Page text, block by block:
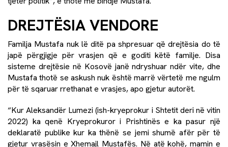
DREJTËSIA VENDORE
Familja Mustafa nuk lë ditë pa shpresuar që drejtësia do të
japë përgjigje për vrasjen që e goditi këtë familje. Disa
sisteme drejtësie në Kosovë janë ndryshuar ndër vite, dhe
Mustafa thotë se askush nuk është marrë vërtetë me ngulm
për të sqaruar rrethanat e vrasjes, apo gjetur autorët.
“Kur Aleksandër Lumezi (ish-kryeprokur i Shtetit deri në vitin
2022) ka qenë Kryeprokuror i Prishtinës e ka pasur një
deklaratë publike kur ka thënë se jemi shumë afër për të
gjetur vrasësin e Xhemajl Mustafës. Në atë kohë, mamin e